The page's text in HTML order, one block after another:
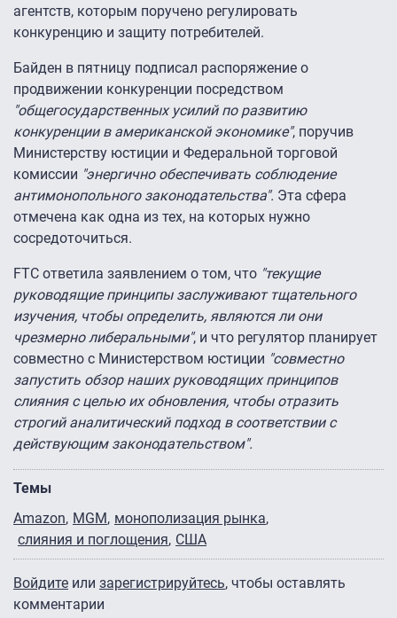
агентств, которым поручено регулировать
конкуренцию и защиту потребителей.
Байден в пятницу подписал распоряжение о
продвижении конкуренции посредством
"общегосударственных усилий по развитию
конкуренции в американской экономике", поручив
Министерству юстиции и Федеральной торговой
комиссии "энергично обеспечивать соблюдение
антимонопольного законодательства". Эта сфера
отмечена как одна из тех, на которых нужно
сосредоточиться.
FTC ответила заявлением о том, что "текущие
руководящие принципы заслуживают тщательного
изучения, чтобы определить, являются ли они
чрезмерно либеральными", и что регулятор планирует
совместно с Министерством юстиции "совместно
запустить обзор наших руководящих принципов
слияния с целью их обновления, чтобы отразить
строгий аналитический подход в соответствии с
действующим законодательством".
Темы
Amazon MGM монополизация рынка
слияния и поглощения США
Войдите или зарегистрируйтесь, чтобы оставлять
комментарии